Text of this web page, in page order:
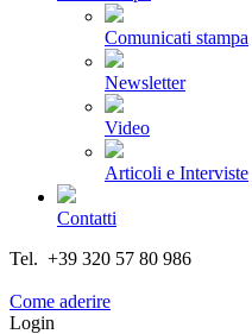
Comunicati stampa
Newsletter
Video
Articoli e Interviste
Contatti
Tel. +39 320 57 80 986
Come aderire
Login